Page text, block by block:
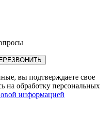
вы подтверждаете свое
на обработку персональных
информацией